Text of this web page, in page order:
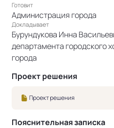
Готовит
Администрация города
Докладывает
Бурундукова Инна
департамента городского
города
Проект решения
Проект решения
Пояснительная записка